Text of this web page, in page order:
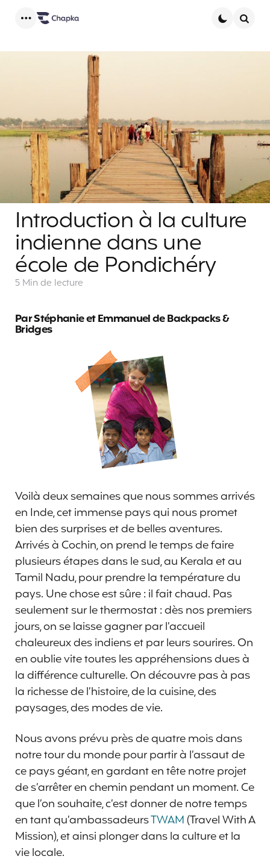
Introduction à la culture
indienne dans une
école de Pondichéry
5 Min de lecture
Par Stéphanie et Emmanuel de Backpacks &
Bridges
Voilà deux semaines que nous sommes arrivés
en Inde, cet immense pays qui nous promet
bien des surprises et de belles aventures.
Arrivés à Cochin, on prend le temps de faire
plusieurs étapes dans le sud, au Kerala et au
Tamil Nadu, pour prendre la température du
pays. Une chose est sûre : il fait chaud. Pas
seulement sur le thermostat : dès nos premiers
jours, on se laisse gagner par l’accueil
chaleureux des indiens et par leurs sourires. On
en oublie vite toutes les appréhensions dues à
la différence culturelle. On découvre pas à pas
la richesse de l’histoire, de la cuisine, des
paysages, des modes de vie.
Nous avons prévu près de quatre mois dans
notre tour du monde pour partir à l’assaut de
ce pays géant, en gardant en tête notre projet
de s’arrêter en chemin pendant un moment. Ce
que l’on souhaite, c’est donner de notre temps
en tant qu’ambassadeursTWAM(Travel With A
Mission), et ainsi plonger dans la culture et la
vie locale.